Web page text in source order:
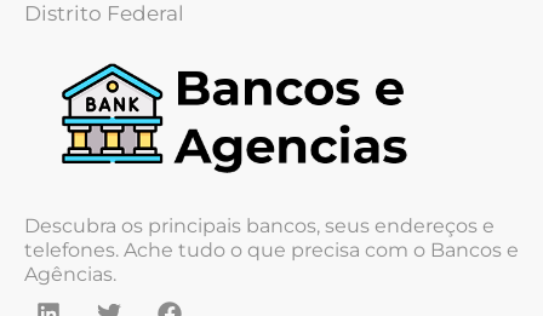
Distrito Federal
Descubra os principais bancos, seus endereços e
telefones. Ache tudo o que precisa com o Bancos e
Agências.